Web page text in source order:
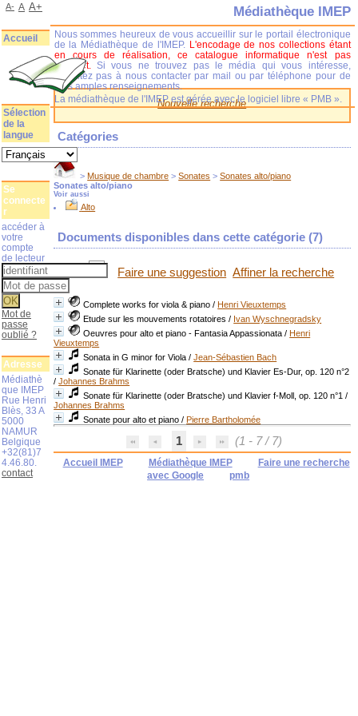
Nouvelle recherche
Catégories
>Musique de chambre >Sonates >Sonates alto/piano
Sonates alto/piano
Voir aussi
Alto
Documents disponibles dans cette catégorie (7)
Faire une suggestion Affiner la recherche
Complete works for viola & piano /Henri Vieuxtemps
Etude sur les mouvements rotatoires / Ivan Wyschnegradsky
Oeuvres pour alto et piano - Fantasia Appassionata /Henri
Vieuxtemps
Sonata in G minor for Viola /Jean-Sébastien Bach
Sonate für Klarinette (oder Bratsche) und Klavier Es-Dur, op. 120 n°2
/Johannes Brahms
Sonate für Klarinette (oder Bratsche) und Klavier f-Moll, op. 120 n°1 /
Johannes Brahms
Sonate pour alto et piano /Pierre Bartholomée
1 (1 - 7 / 7)
Accueil IMEP Médiathèque IMEP
Faire une recherche
avec Google
pmb
Médiathèque IMEP
Nous sommes heureux de vous accueillir sur le portail électronique
de la Médiathèque de l'IMEP. L'encodage de nos collections étant
en cours de réalisation, ce catalogue informatique n'est pas
complet.
Si vous ne trouvez pas le média qui vous intéresse,
n'hésitez pas à nous contacter par mail ou par téléphone pour de
plus amples renseignements.
La médiathèque de l'IMEP est gérée avec le logiciel libre « PMB ».
A- A A+
Accueil
Sélection
de la
langue
Se
connecte
r
accéder à
votre
compte
de lecteur
Mot de
passe
oublié ?
Adresse
Médiathè
que IMEP
Rue Henri
Blès, 33 A
5000
NAMUR
Belgique
+32(81)7
4.46.80.
contact